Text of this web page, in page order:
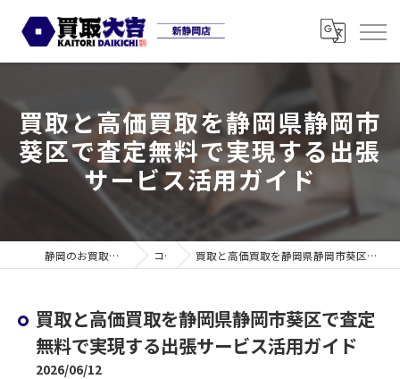
買取と高価買取を静岡県静岡市
葵区で査定無料で実現する出張
サービス活用ガイド
静岡のお買取なら買取大吉 新静岡店 コラム 買取と高価買取を静岡県静岡市葵区で査定無料で実現する出張サービス活用ガイド
買取と高価買取を静岡県静岡市葵区で査定
無料で実現する出張サービス活用ガイド
2026/06/12